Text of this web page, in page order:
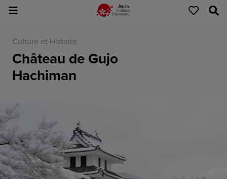
Culture et Histoire
Château de Gujo
Hachiman